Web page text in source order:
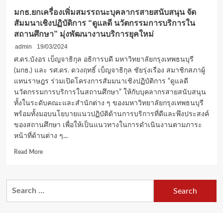
มกธ.​ยกเครื่องเพิ่มสมรรถนะบุคลากรสายสนับสนุน จัด
สัมมนาเชิงปฏิบัติการ “ดูแลดี นวัตกรรมการบริการใน
สถานศึกษา” มุ่งพัฒนางานบริการยุคใหม่
admin
19/03/2024
ศ.ดร.บังอร เบ็ญจาธิกุล อธิการบดี มหาวิทยาลัยกรุงเทพธนบุรี
(มกธ.) และ รศ.ดร. ดวงฤทธิ์ เบ็ญจาธิกุล ชัยรุ่งเรือง สมาชิกสภาผู้
แทนราษฎร ร่วมเปิดโครงการสัมมนาเชิงปฏิบัติการ “ดูแลดี
นวัตกรรมการบริการในสถานศึกษา” ให้กับบุคลากรสายสนับสนุน
ทั้งในระดับคณะและสำนักต่าง ๆ ของมหาวิทยาลัยกรุงเทพธนบุรี
พร้อมทั้งมอบนโยบายแนวปฏิบัติด้านการบริการที่ดีและพึงประสงค์
ของสถานศึกษา เพื่อให้เป็นแนวทางในการดำเนินงานตามภาระ
หน้าที่ด้านต่าง ๆ...
Read MoreRead
มกธ.​